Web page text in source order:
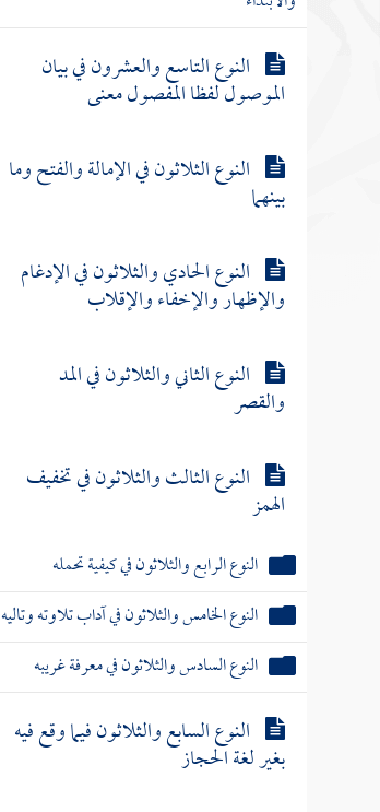
النوع التاسع والعشرون في بيان
الموصول لفظا المفصول معنى
النوع الثلاثون في الإمالة والفتح وما
بينهما
النوع الحادي والثلاثون في الإدغام
والإظهار والإخفاء والإقلاب
النوع الثاني والثلاثون في المد
والقصر
النوع الثالث والثلاثون في تخفيف
الهمز
النوع الرابع والثلاثون في كيفية تحمله
النوع الخامس والثلاثون في آداب تلاوته وتاليه
النوع السادس والثلاثون في معرفة غريبه
النوع السابع والثلاثون فيما وقع فيه
بغير لغة الحجاز